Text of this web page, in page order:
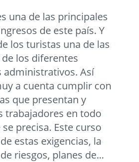
una de las principales
de este país. Y
los turistas una de las
los diferentes
administrativos. Así
a cuenta cumplir con
que presentan y
trabajadores en todo
precisa. Este curso
estas exigencias, la
riesgos, planes de...